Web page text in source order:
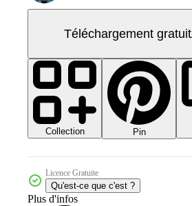
Téléchargement gratuit
Collection Pin
Licence Gratuite
Qu'est-ce que c'est ?
Plus d'infos